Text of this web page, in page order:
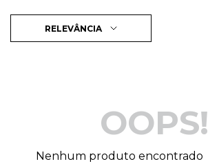
RELEVÂNCIA
OOPS!
Nenhum produto encontrado